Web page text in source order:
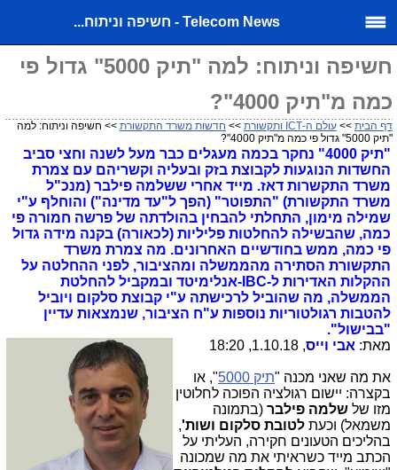
Telecom News - חשיפה וניתוח...
חשיפה וניתוח: למה "תיק 5000" גדול פי
כמה מ"תיק 4000"?
דף הבית >> עולם ה-ICT ותקשורת >> חדשות משרד התקשורת >> חשיפה וניתוח: למה
"תיק 5000" גדול פי כמה מ"תיק 4000"?
"תיק 4000" נחקר בכמה מעגלים כבר מעל לשנה וחצי סביב
החשדות הנוגעות לקבוצת בזק ובעליה וקשריהם עם צמרת
משרד התקשרות דאז. מייד אחרי ששלמה פילבר (מנכ"ל
משרד התקשורת) "התפוטר" (הפך ל"עד מדינה") והוחלף ע"י
שמילה מימון, התחלתי להבחין בהולדתה של פרשה חמורה פי
כמה, שהבשילה להחלטות פליליות (לכאורה) בקנה מידה גדול
פי כמה, ממש בחודשיים האחרונים. מה צמרת משרד
התקשורת הסתירה מהממשלה ומהציבור, לפני ההחלטה על
ההקלות האדירות ל-IBC-אנלימיטד ובמקביל להחלטת
הממשלה, מה שהוביל לרכישתה ע"י קבוצת סלקום ויוביל
להטבות רגולטוריות נוספות ע"ח הציבור, שנמצאות עדיין
"בבישול".
מאת: אבי וייס, 1.10.18, 18:20
את מה שאני מכנה "תיק 5000
", או
בקצרה: יישום רגולציה הפוכה לחלוטין
מזו של שלמה פילבר (בתמונה
משמאל) וכעת לטובת סלקום ושות',
בהליכים הטעונים חקירה, העליתי על
הכתב מייד כשראיתי את מה שמכונה